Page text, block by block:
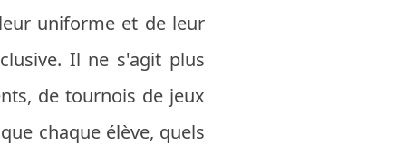
uniforme et de leur
Il ne s'agit plus
de tournois de jeux
chaque élève, quels